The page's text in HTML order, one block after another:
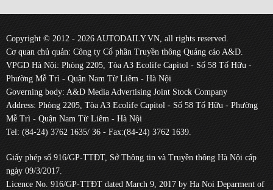
Copyright © 2012 - 2026 AUTODAILY.VN, all rights reserved.
Cơ quan chủ quản: Công ty Cổ phần Truyền thông Quảng cáo A&D.
VPGD Hà Nội: Phòng 2205, Tòa A3 Ecolife Capitol - Số 58 Tố Hữu -
Phường Mễ Trì - Quận Nam Từ Liêm - Hà Nội
Governing body: A&D Media Advertising Joint Stock Company
Address: Phòng 2205, Tòa A3 Ecolife Capitol - Số 58 Tố Hữu - Phường
Mễ Trì - Quận Nam Từ Liêm - Hà Nội
Tel: (84-24) 3762 1635/ 36 - Fax:(84-24) 3762 1639.
Giấy phép số 916/GP-TTĐT, Sở Thông tin và Truyền thông Hà Nội cấp
ngày 09/3/2017.
Licence No. 916/GP-TTĐT dated March 9, 2017 by Ha Noi Deparment of